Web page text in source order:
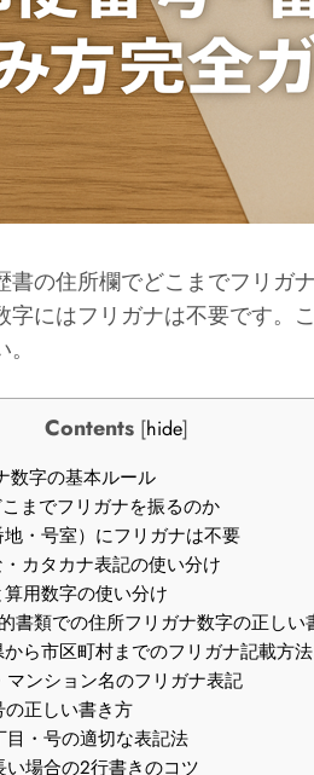
書の住所欄でどこまでフリガ
字にはフリガナは不要です。
Contents [hide]
数字の基本ルール
までフリガナを振るのか
・号室）にフリガナは不要
カタカナ表記の使い分け
用数字の使い分け
書類での住所フリガナ数字の正しい
ら市区町村までのフリガナ記載方法
マンション名のフリガナ表記
正しい書き方
・号の適切な表記法
い場合の2行書きのコツ